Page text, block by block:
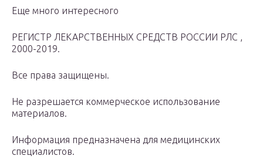
Еще много интересного
РЕГИСТР ЛЕКАРСТВЕННЫХ СРЕДСТВ РОССИИ РЛС ,
2000-2019.
Все права защищены.
Не разрешается коммерческое использование
материалов.
Информация предназначена для медицинских
специалистов.